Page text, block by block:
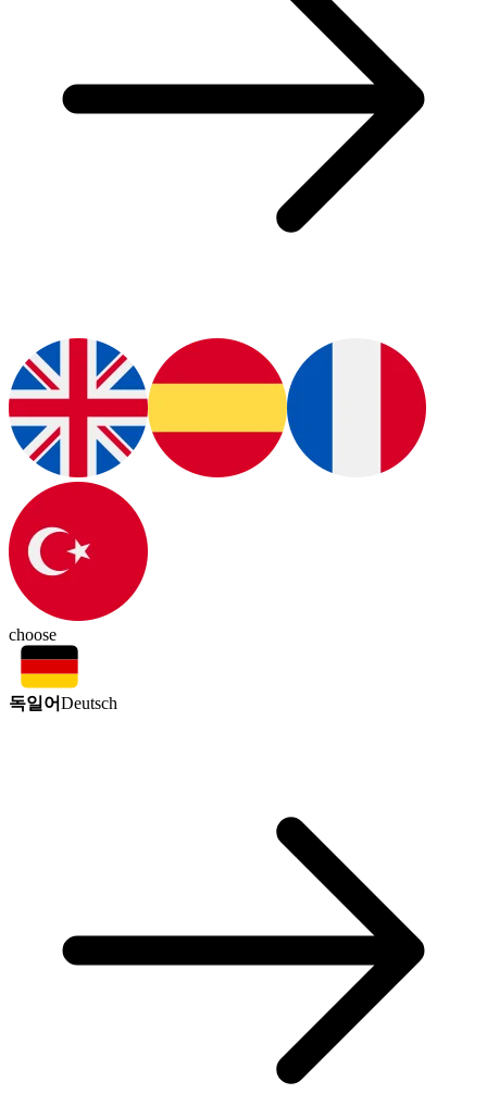
choose
독일어Deutsch